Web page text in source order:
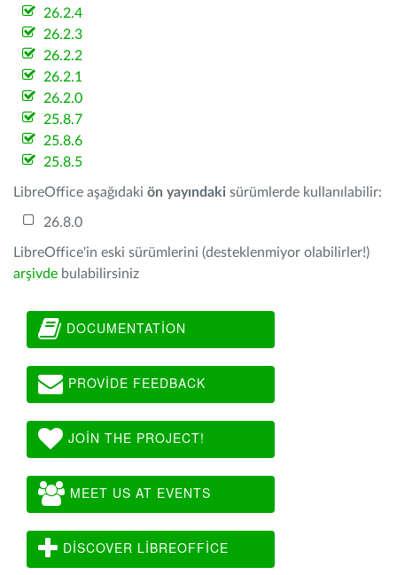
26.2.4
26.2.3
26.2.2
26.2.1
26.2.0
25.8.7
25.8.6
25.8.5
LibreOffice aşağıdaki ön yayındaki sürümlerde kullanılabilir:
26.8.0
LibreOffice'in eski sürümlerini (desteklenmiyor olabilirler!)
arşivde bulabilirsiniz
DOCUMENTATION
PROVIDE FEEDBACK
JOIN THE PROJECT!
MEET US AT EVENTS
DISCOVER LIBREOFFICE